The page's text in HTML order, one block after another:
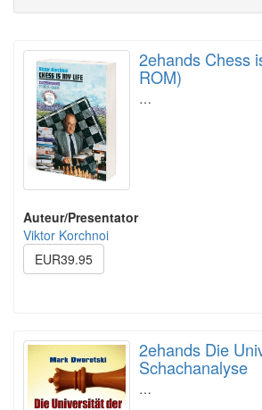
2ehands Chess
ROM)
…
Auteur/Presentator
Viktor Korchnoi
EUR39.95
2ehands Die
Schachanalyse
…